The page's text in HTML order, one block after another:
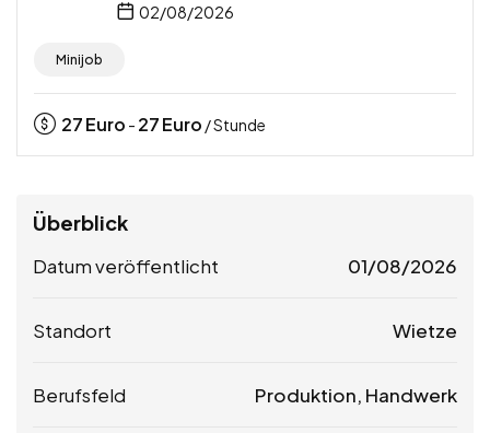
02/08/2026
Minijob
27Euro - 27Euro / Stunde
Überblick
Datum veröffentlicht 01/08/2026
Standort Wietze
Berufsfeld Produktion, Handwerk